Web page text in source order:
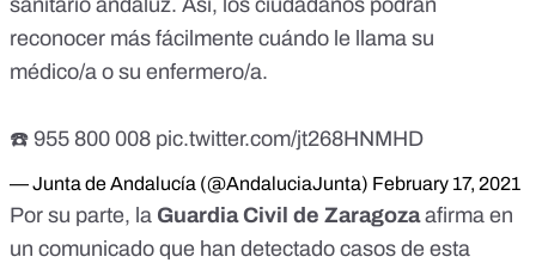
sanitario andaluz. Así, los ciudadanos podrán
reconocer más fácilmente cuándo le llama su
médico/a o su enfermero/a.
☎️ 955 800 008 pic.twitter.com/jt268HNMHD
— Junta de Andalucía (@AndaluciaJunta) February 17, 2021
Por su parte, la Guardia Civil de Zaragozaafirma en
un comunicado que han detectado casos de esta